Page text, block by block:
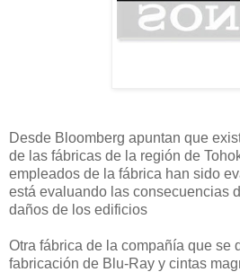
Desde Bloomberg apuntan que
de las fábricas de la región de
empleados de la fábrica han sido
está evaluando las consecuencias
daños de los edificios
Otra fábrica de la compañía que se
fabricación de Blu-Ray y cintas